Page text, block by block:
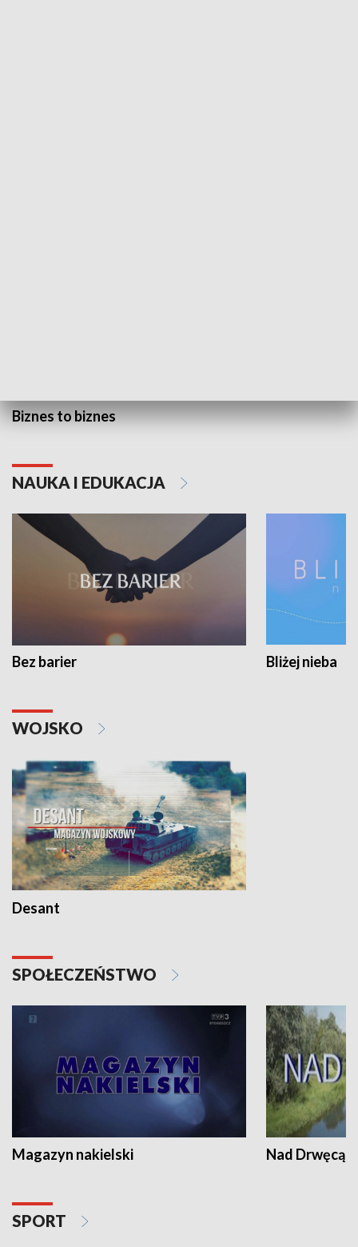
Biznes to biznes
NAUKA I EDUKACJA
Bez barier Bliżej nieba
WOJSKO
Desant
SPOŁECZEŃSTWO
Magazyn nakielski Nad Drwęcą
SPORT